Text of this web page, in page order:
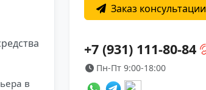
Заказ консультации
+7 (931) 111-80-84
Пн-Пт 9:00-18:00
в